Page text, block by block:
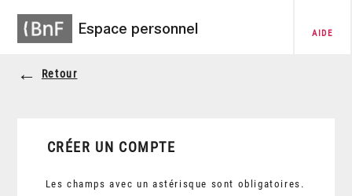
Espace personnel AIDE
Retour
CRÉER UN COMPTE
Les champs avec un astérisque sont obligatoires.